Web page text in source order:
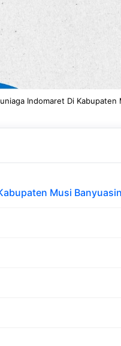
Indomaret Di Kabupaten
Musi Banyuasin